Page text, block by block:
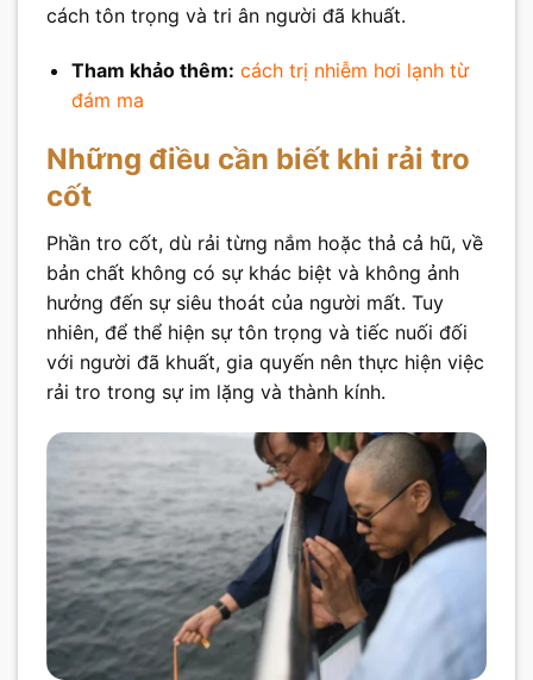
cách tôn trọng và tri ân người đã khuất.
Tham khảo thêm: cách trị nhiễm hơi lạnh từ
đám ma
Những điều cần biết khi rải tro
cốt
Phần tro cốt, dù rải từng nắm hoặc thả cả hũ, về
bản chất không có sự khác biệt và không ảnh
hưởng đến sự siêu thoát của người mất. Tuy
nhiên, để thể hiện sự tôn trọng và tiếc nuối đối
với người đã khuất, gia quyến nên thực hiện việc
rải tro trong sự im lặng và thành kính.